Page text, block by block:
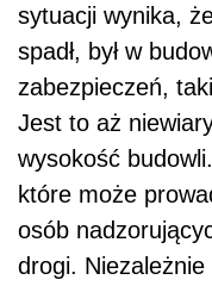
sytuacji wynika,
spadł, był w
zabezpieczeń,
Jest to aż
wysokość
które może
osób
drogi.